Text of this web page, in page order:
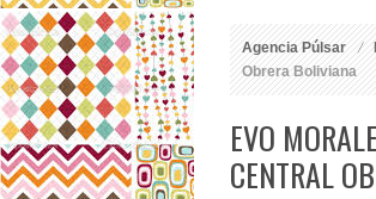
Agencia Púlsar
Obrera Boliviana
EVO
CENTRAL